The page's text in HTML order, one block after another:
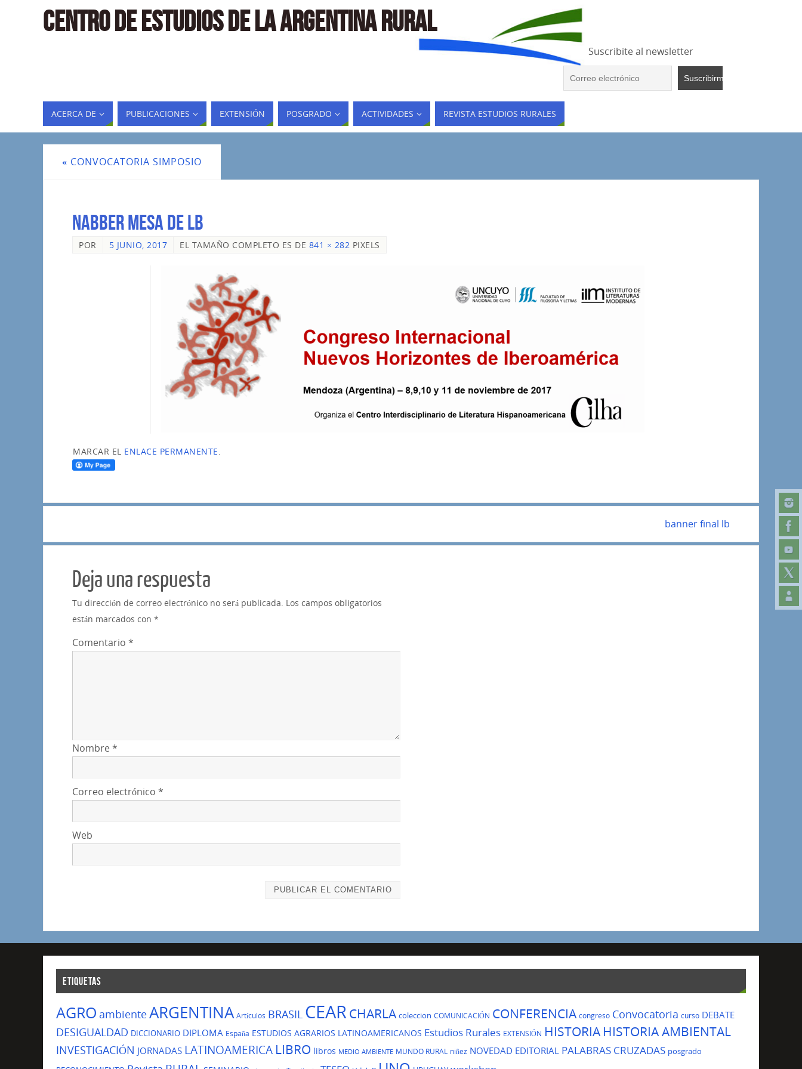
CENTRO DE ESTUDIOS DE LA ARGENTINA RURAL
Suscribite al newsletter
ACERCA DE PUBLICACIONES EXTENSIÓN POSGRADO ACTIVIDADES REVISTA ESTUDIOS RURALES
« CONVOCATORIA SIMPOSIO
nabber mesa de LB
POR 5 JUNIO, 2017 EL TAMAÑO COMPLETO ES DE 841 × 282 PIXELS
MARCAR EL ENLACE PERMANENTE
banner final lb
Deja una respuesta
Tu dirección de correo electrónico no será publicada. Los campos obligatorios
están marcados con *
Comentario *
Nombre*
Correo electrónico *
Web
ETIQUETAS
AGRO ambienteARGENTINA Artículos BRASIL CEARCHARLA coleccion COMUNICACIÓN CONFERENCIA congreso Convocatoria curso DEBATE
DESIGUALDAD DICCIONARIO DIPLOMA España ESTUDIOS AGRARIOS LATINOAMERICANOS Estudios Rurales EXTENSIÓN HISTORIA HISTORIA AMBIENTAL
INVESTIGACIÓN JORNADAS LATINOAMERICA LIBRO libros MEDIO AMBIENTE MUNDO RURAL niñez NOVEDAD EDITORIAL PALABRAS CRUZADAS posgrado